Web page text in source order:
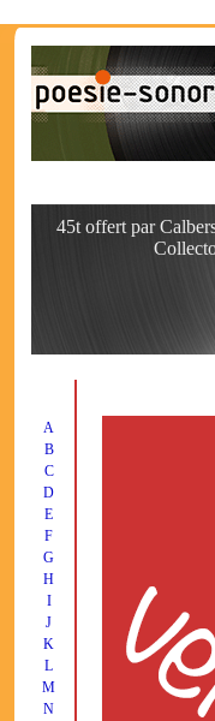
45t offert par
A
B
C
D
E
F
G
H
I
J
K
L
M
N